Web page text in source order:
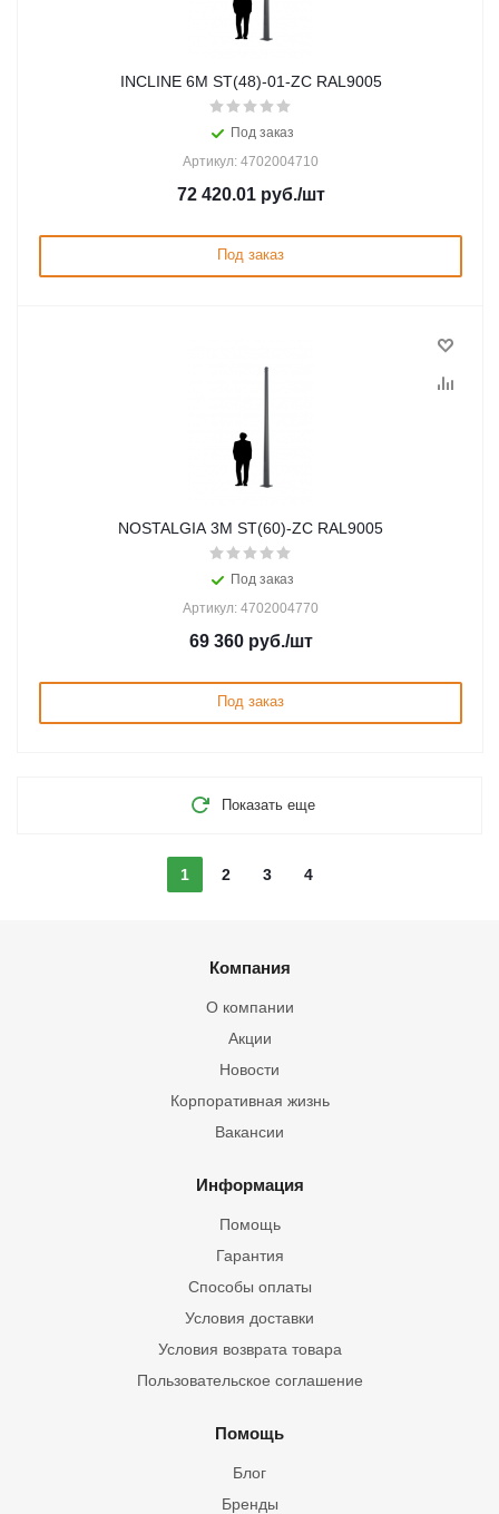
INCLINE 6M ST(48)-01-ZC RAL9005
Под заказ
Артикул: 4702004710
72 420.01руб./шт
Под заказ
NOSTALGIA 3M ST(60)-ZC RAL9005
Под заказ
Артикул: 4702004770
69 360руб./шт
Под заказ
Показать еще
1 2 3 4
Компания
О компании
Акции
Новости
Корпоративная жизнь
Вакансии
Информация
Помощь
Гарантия
Способы оплаты
Условия доставки
Условия возврата товара
Пользовательское соглашение
Помощь
Блог
Бренды